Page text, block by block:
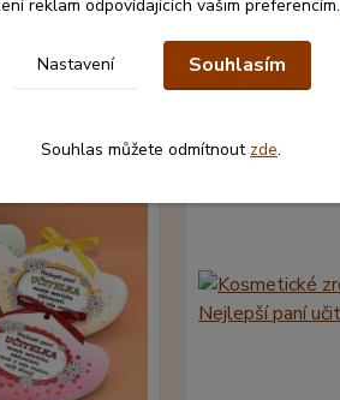
reklam odpovídajících vašim preferencím.
Nastavení Souhlasím
Souhlas můžete odmítnout zde.